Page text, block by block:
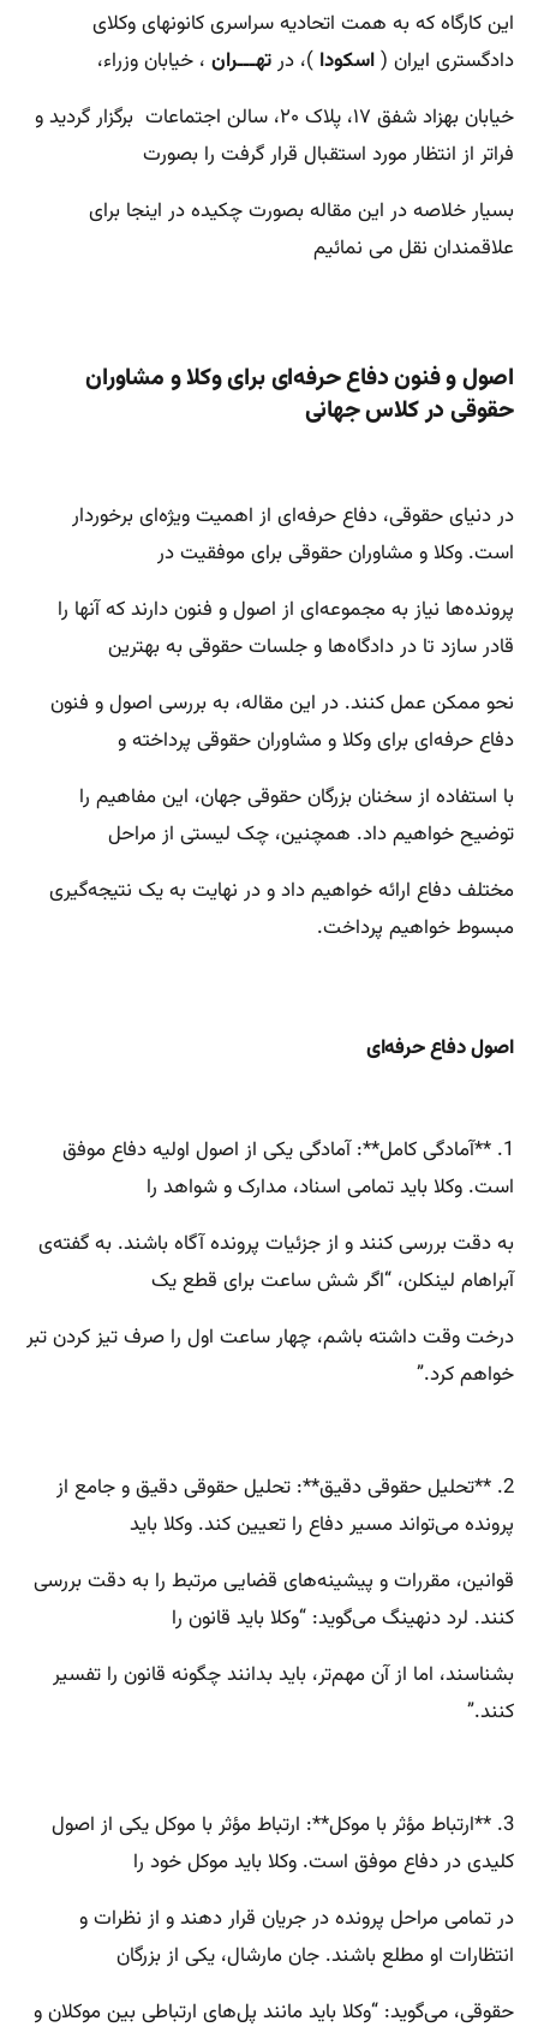
این کارگاه که به همت اتحادیه سراسری کانونهای وکلای
دادگستری ایران (اسکودا )، درتهـــران ، خیابان وزراء،
خیابان بهزاد شفق ۱۷، پلاک ۲۰، سالن اجتماعات برگزار گردید و
فراتر از انتظار مورد استقبال قرار گرفت را بصورت
بسیار خلاصه در این مقاله بصورت چکیده در اینجا برای
علاقمندان نقل می نمائیم
اصول و فنون دفاع حرفه‌ای برای وکلا و مشاوران
حقوقی در کلاس جهانی
در دنیای حقوقی، دفاع حرفه‌ای از اهمیت ویژه‌ای برخوردار
است. وکلا و مشاوران حقوقی برای موفقیت در
پرونده‌ها نیاز به مجموعه‌ای از اصول و فنون دارند که آنها را
قادر سازد تا در دادگاه‌ها و جلسات حقوقی به بهترین
نحو ممکن عمل کنند. در این مقاله، به بررسی اصول و فنون
دفاع حرفه‌ای برای وکلا و مشاوران حقوقی پرداخته و
با استفاده از سخنان بزرگان حقوقی جهان، این مفاهیم را
توضیح خواهیم داد. همچنین، چک لیستی از مراحل
مختلف دفاع ارائه خواهیم داد و در نهایت به یک نتیجه‌گیری
مبسوط خواهیم پرداخت.
اصول دفاع حرفه‌ای
1. **آمادگی کامل**: آمادگی یکی از اصول اولیه دفاع موفق
است. وکلا باید تمامی اسناد، مدارک و شواهد را
به دقت بررسی کنند و از جزئیات پرونده آگاه باشند. به گفته‌ی
آبراهام لینکلن، “اگر شش ساعت برای قطع یک
درخت وقت داشته باشم، چهار ساعت اول را صرف تیز کردن تبر
خواهم کرد.”
2. **تحلیل حقوقی دقیق**: تحلیل حقوقی دقیق و جامع از
پرونده می‌تواند مسیر دفاع را تعیین کند. وکلا باید
قوانین، مقررات و پیشینه‌های قضایی مرتبط را به دقت بررسی
کنند. لرد دنهینگ می‌گوید: “وکلا باید قانون را
بشناسند، اما از آن مهم‌تر، باید بدانند چگونه قانون را تفسیر
کنند.”
3. **ارتباط مؤثر با موکل**: ارتباط مؤثر با موکل یکی از اصول
کلیدی در دفاع موفق است. وکلا باید موکل خود را
در تمامی مراحل پرونده در جریان قرار دهند و از نظرات و
انتظارات او مطلع باشند. جان مارشال، یکی از بزرگان
حقوقی، می‌گوید: “وکلا باید مانند پل‌های ارتباطی بین موکلان و